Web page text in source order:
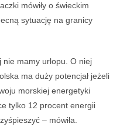
mówiły o świeckim
sytuację na granicy
nie mamy urlopu. O niej
ma duży potencjał jeżeli
morskiej energetyki
tylko 12 procent energii
– mówiła.